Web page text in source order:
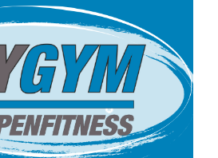
8 Personen
–
€/ Woche